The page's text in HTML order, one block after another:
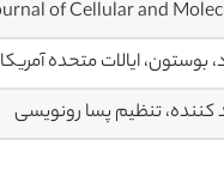
ایالات متحده آمریکا